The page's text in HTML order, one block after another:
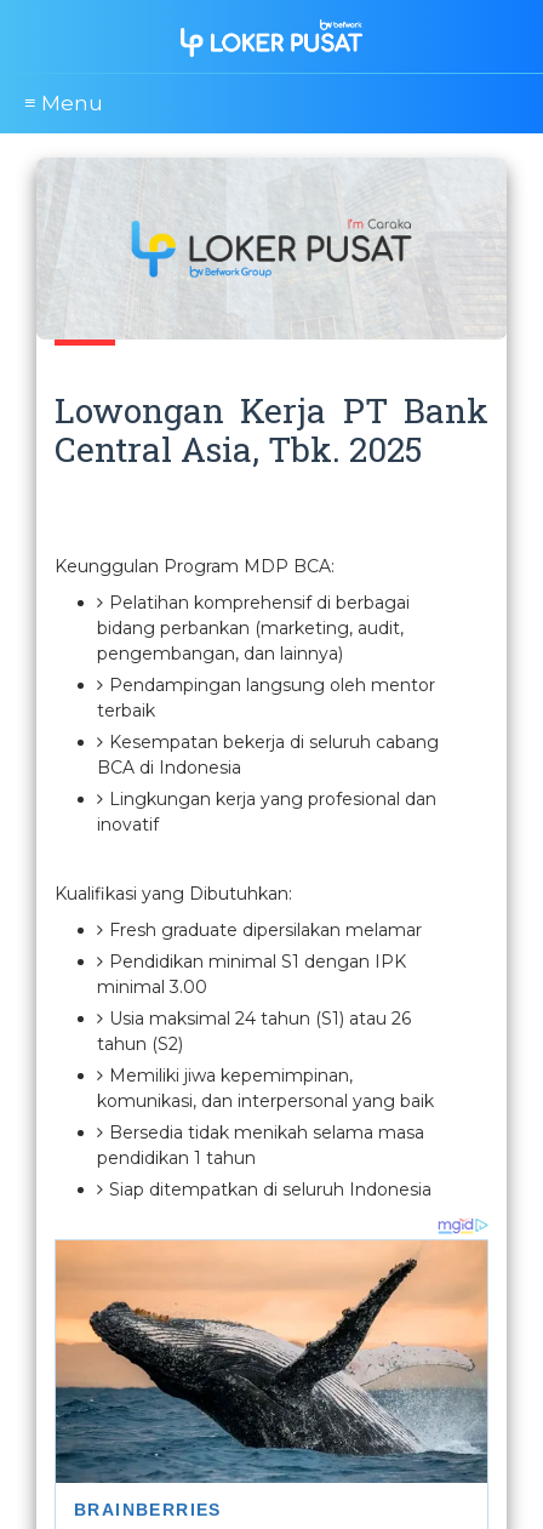
≡ Menu
Lowongan Kerja PT Bank
Central Asia, Tbk. 2025
Keunggulan Program MDP BCA:
Pelatihan komprehensif di berbagai
bidang perbankan (marketing, audit,
pengembangan, dan lainnya)
Pendampingan langsung oleh mentor
terbaik
Kesempatan bekerja di seluruh cabang
BCA di Indonesia
Lingkungan kerja yang profesional dan
inovatif
Kualifikasi yang Dibutuhkan:
Fresh graduate dipersilakan melamar
Pendidikan minimal S1 dengan IPK
minimal 3.00
Usia maksimal 24 tahun (S1) atau 26
tahun (S2)
Memiliki jiwa kepemimpinan,
komunikasi, dan interpersonal yang baik
Bersedia tidak menikah selama masa
pendidikan 1 tahun
Siap ditempatkan di seluruh Indonesia